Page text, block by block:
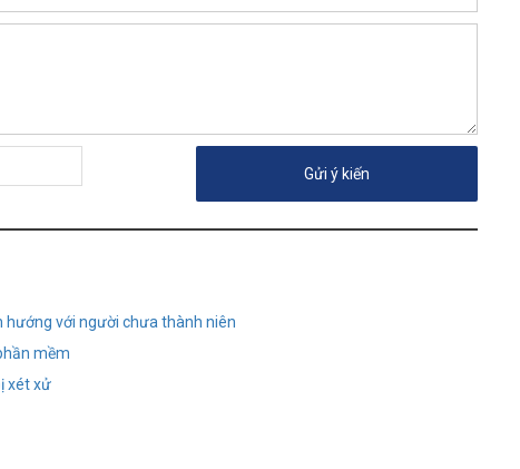
hướng với người chưa thành niên
mềm
xét xử